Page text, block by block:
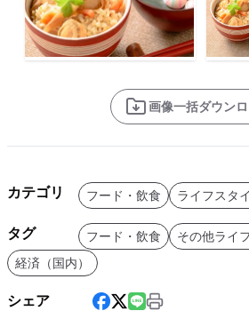
画像一括ダウン
カテゴリ フード・飲食 ライフスタ
タグ フード・飲食
その他ライ
経済（国内）
シェア